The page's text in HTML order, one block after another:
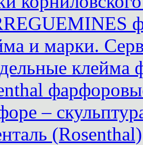
и марки.
клейма
–
(Rosenthal)